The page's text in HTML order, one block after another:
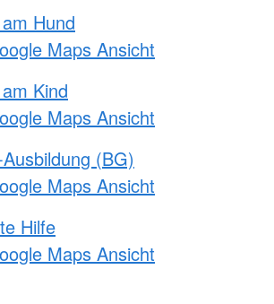
Hund
Maps Ansicht
Kind
Maps Ansicht
(BG)
Maps Ansicht
Hilfe
Maps Ansicht